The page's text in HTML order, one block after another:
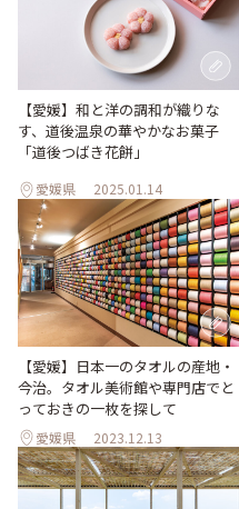
【愛媛】和と洋の調和が織りな
す、道後温泉の華やかなお菓子
「道後つばき花餅」
愛媛県 2025.01.14
【愛媛】日本一のタオルの産地・
今治。タオル美術館や専門店でと
っておきの一枚を探して
愛媛県 2023.12.13